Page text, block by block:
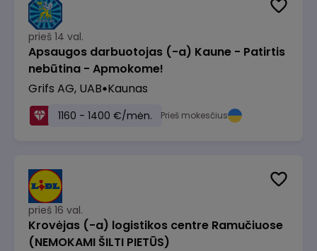
prieš 14 val.
Apsaugos darbuotojas (-a) Kaune - Patirtis
nebūtina - Apmokome!
Grifs AG, UAB Kaunas
1160 - 1400 €/mėn. Prieš mokesčius
prieš 16 val.
Krovėjas (-a) logistikos centre Ramučiuose
(NEMOKAMI ŠILTI PIETŪS)